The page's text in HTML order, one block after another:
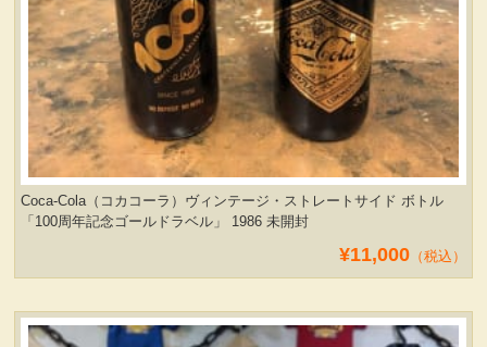
Coca-Cola（コカコーラ）ヴィンテージ・ストレートサイド ボトル
「100周年記念ゴールドラベル」 1986 未開封
¥11,000（税込）